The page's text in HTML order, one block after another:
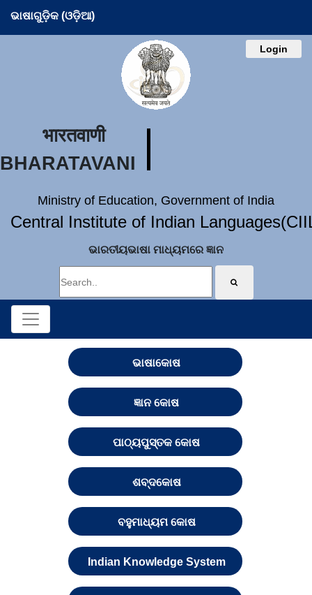
ଭାଷାଗୁଡ଼ିକ (ଓଡ଼ିଆ)
Login
भारतवाणी
BHARATAVANI
Ministry of Education, Government of India
Central Institute of Indian
ଭାରତୀୟଭାଷା ମାଧ୍ୟମରେ ଜ୍ଞାନ
ଭାଷାକୋଷ
ଜ୍ଞାନ କୋଷ
ପାଠ୍ୟପୁସ୍ତକ କୋଷ
ଶବ୍ଦକୋଷ
ବହୁମାଧ୍ୟମ କୋଷ
Indian Knowledge System